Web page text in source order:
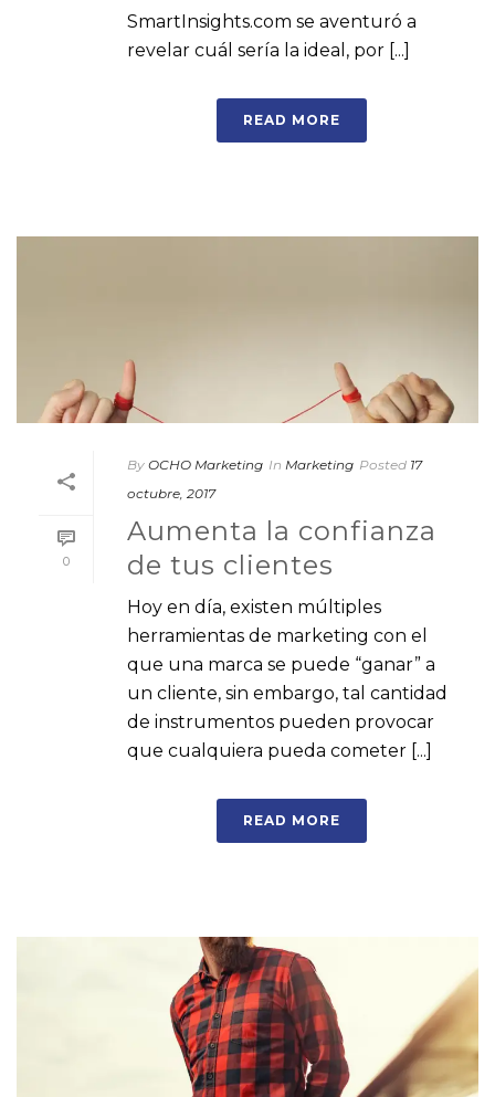
SmartInsights.com se aventuró a
revelar cuál sería la ideal, por [...]
READ MORE
0
By OCHO Marketing In Marketing Posted 17
octubre, 2017
Aumenta la confianza
de tus clientes
Hoy en día, existen múltiples
herramientas de marketing con el
que una marca se puede “ganar” a
un cliente, sin embargo, tal cantidad
de instrumentos pueden provocar
que cualquiera pueda cometer [...]
READ MORE